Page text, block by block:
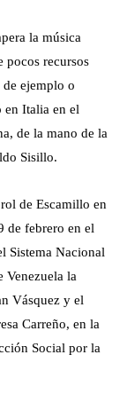
la música
pocos recursos
ejemplo o
en Italia en el
de la mano de la
Sisillo.
de Escamillo en
de febrero en el
Sistema Nacional
Venezuela la
Vásquez y el
Carreño, en la
Social por la